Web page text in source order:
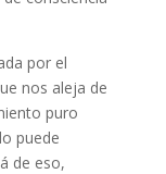
por el
nos aleja de
puro
puede
de eso,